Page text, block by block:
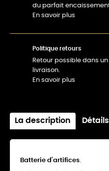
du parfait
En savoir plus
Politique retours
Retour possible dans
livraison.
En savoir plus
La description
Batterie d'artifices.